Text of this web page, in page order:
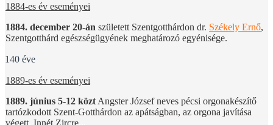
1884-es év eseményei
1884. december 20-án született Szentgotthárdon dr. Székely Ernő,
Szentgotthárd egészségügyének meghatározó egyénisége.
140 éve
1889-es év eseményei
1889. június 5-12 közt Angster József neves pécsi orgonakészítő
tartózkodott Szent-Gotthárdon az apátságban, az orgona javítása
végett. Innét Zircre...